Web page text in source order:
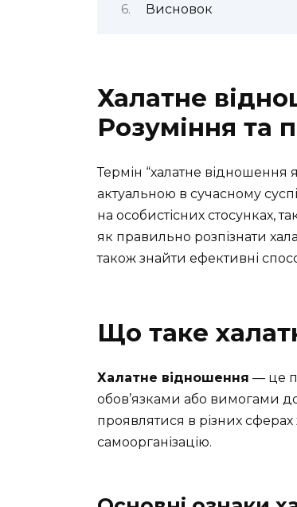
Висновок
Халатне
Розуміння та
Термін “халатне відношення
актуальною в сучасному
на особистісних стосунках,
як правильно розпізнати
також знайти ефективні
Що таке
Халатне відношення — це
обов’язками або вимогами
проявлятися в різних сферах
самоорганізацію.